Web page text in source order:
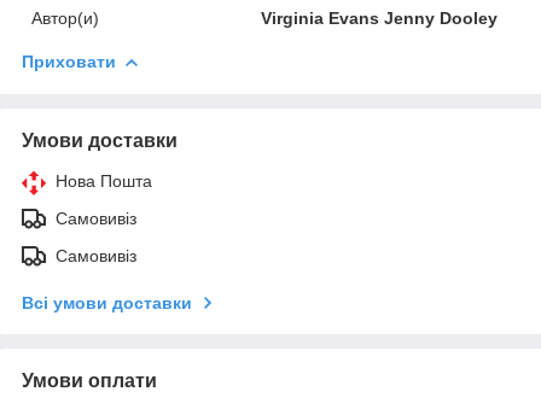
Автор(и)
Virginia Evans Jenny Dooley
Приховати
Умови доставки
Нова Пошта
Самовивіз
Самовивіз
Всі умови доставки
Умови оплати